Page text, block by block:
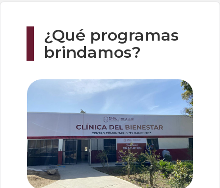
¿Qué programas
brindamos?